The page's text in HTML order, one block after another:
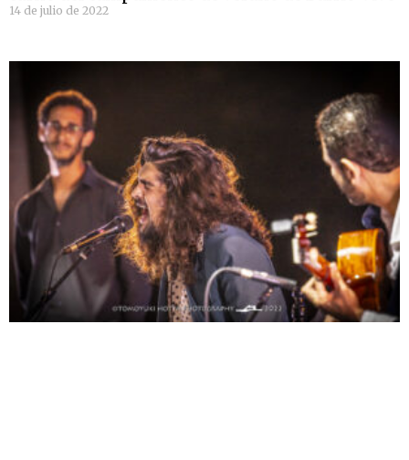
14 de julio de 2022